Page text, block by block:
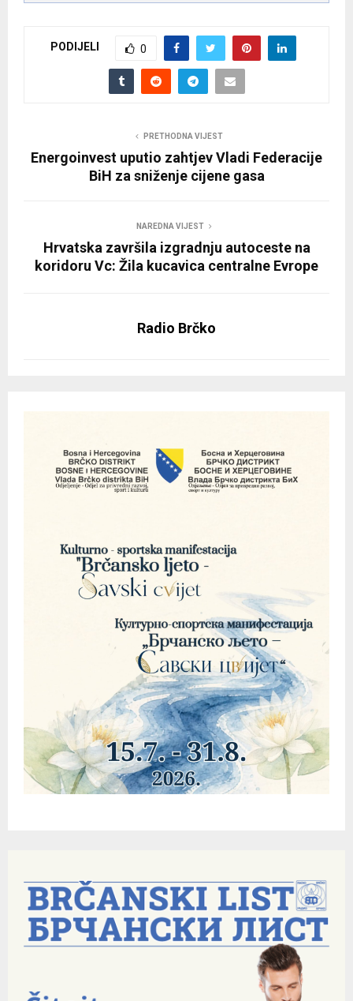
PODIJELI 0
PRETHODNA VIJEST
Energoinvest uputio zahtjev Vladi Federacije
BiH za sniženje cijene gasa
NAREDNA VIJEST
Hrvatska završila izgradnju autoceste na
koridoru Vc: Žila kucavica centralne Evrope
Radio Brčko